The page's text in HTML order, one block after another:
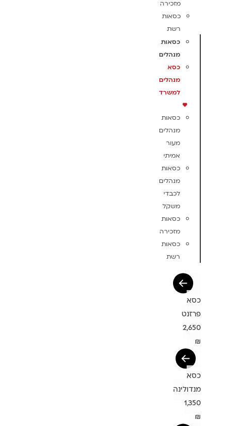
מזכירה
כסאות
רשת
כסאות
מנהלים
כסא
מנהלים
למשרד
כסאות
מנהלים
מעור
אמיתי
כסאות
מנהלים
לכבדי
משקל
כסאות
מזכירה
כסאות
רשת
כסא
פרזנט
2,650
₪
כסא
מנדולינה
1,350
₪